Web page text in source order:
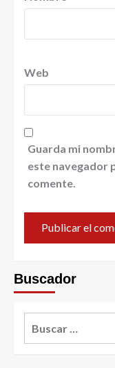
Web
Guarda mi
este navegador
comente.
Buscador